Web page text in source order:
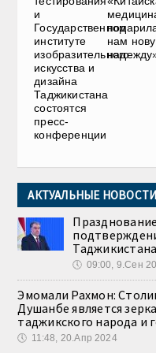
и
Государственном
институте
изобразительного
искусства и
дизайна
Таджикистана
состоятся
пресс-
конференции
нам
АКТУАЛЬНЫЕ НОВОСТИ
🕔 09:00, 9.Сен
Эмомали Рахмон:
Душанбе является
таджикского народа и
🕔 11:48, 20.Апр 2024